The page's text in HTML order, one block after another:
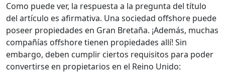
Como puede ver, la respuesta a la pregunta del título
del artículo es afirmativa. Una sociedad offshore puede
poseer propiedades en Gran Bretaña. ¡Además, muchas
compañías offshore tienen propiedades allí! Sin
embargo, deben cumplir ciertos requisitos para poder
convertirse en propietarios en el Reino Unido: